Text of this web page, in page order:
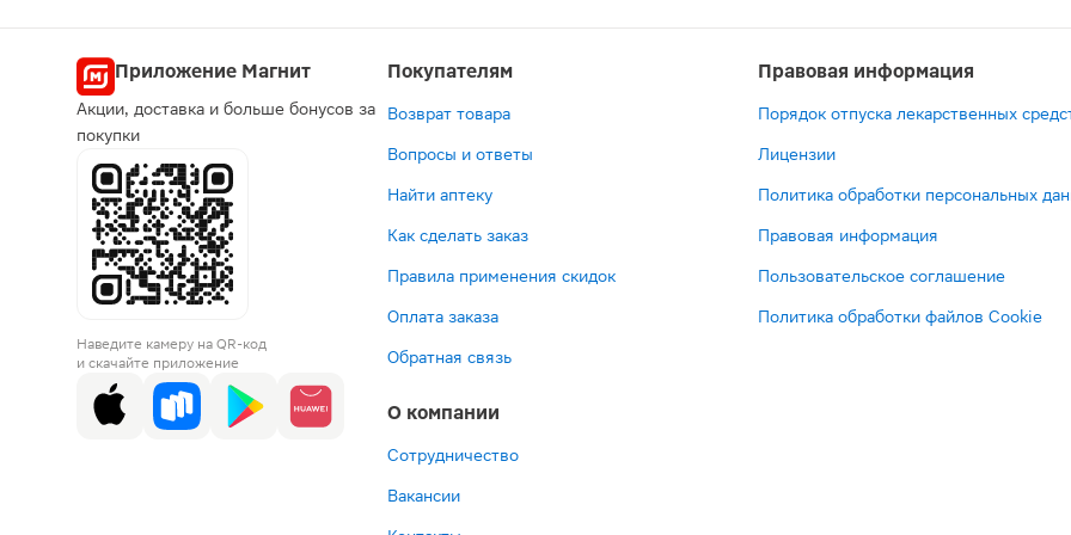
Приложение Магнит
Акции, доставка и больше бонусов за
покупки
Наведите камеру на QR-код
и скачайте приложение
Покупателям
Возврат товара
Вопросы и ответы
Найти аптеку
Как сделать заказ
Правила применения скидок
Оплата заказа
Обратная связь
О компании
Сотрудничество
Вакансии
Правовая информация
Порядок отпуска лекарственных
Лицензии
Политика обработки персональных
Правовая информация
Пользовательское соглашение
Политика обработки файлов Cookie